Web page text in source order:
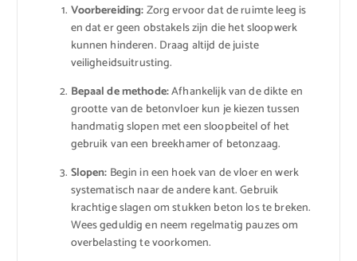
Voorbereiding:Zorg ervoor dat de ruimte leeg is
en dat er geen obstakels zijn die het sloopwerk
kunnen hinderen. Draag altijd de juiste
veiligheidsuitrusting.
Bepaal de methode:Afhankelijk van de dikte en
grootte van de betonvloer kun je kiezen tussen
handmatig slopen met een sloopbeitel of het
gebruik van een breekhamer of betonzaag.
Slopen: Begin in een hoek van de vloer en werk
systematisch naar de andere kant. Gebruik
krachtige slagen om stukken beton los te breken.
Wees geduldig en neem regelmatig pauzes om
overbelasting te voorkomen.